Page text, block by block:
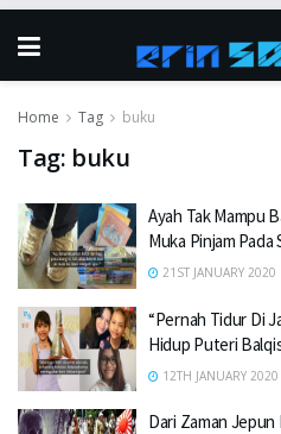
Home Tag buku
Tag: buku
Ayah Tak Mampu
Muka Pinjam
21ST JANUARY 2020
“Pernah Tidur Di
Hidup Puteri
12TH JANUARY 2020
Dari Zaman Jepun